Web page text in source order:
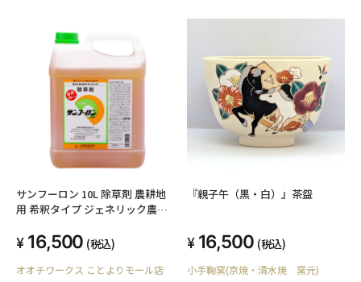
サンフーロン 10L 除草剤 農耕地
用 希釈タイプ ジェネリック農薬
16,500 (税込)
オオチワークス ことよりモール店
『親子午（黒・白）』茶盌
16,500 (税込)
小手鞠窯(京焼・清水焼 窯元)